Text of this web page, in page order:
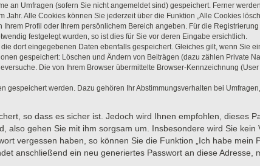
an Umfragen (sofern Sie nicht angemeldet sind) gespeichert. Ferner
Alle Cookies können Sie jederzeit über die Funktion „Alle Cookies
Profil oder Ihrem persönlichem Bereich angeben. Für die
festgelegt wurden, so ist dies für Sie vor deren Eingabe ersichtlich.
dort eingegebenen Daten ebenfalls gespeichert. Gleiches gilt, wenn Sie
gespeichert: Löschen und Ändern von Beiträgen (dazu zählen Private
Die von Ihrem Browser übermittelte Browser-Kennzeichnung
werden. Dazu gehören Ihr Abstimmungsverhalten bei
so dass es sicher ist. Jedoch wird Ihnen empfohlen, dieses
also gehen Sie mit ihm sorgsam um. Insbesondere wird Sie
vergessen haben, so können Sie die Funktion „Ich habe mein
anschließend ein neu generiertes Passwort an diese Adresse,